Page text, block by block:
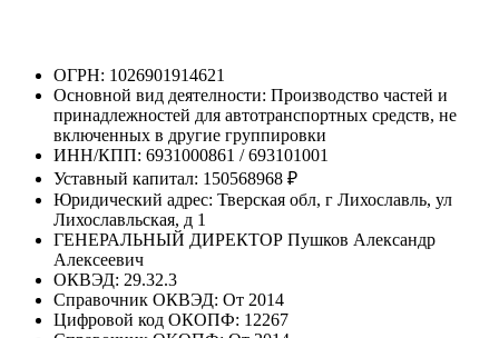
ОГРН: 1026901914621
Основной вид деятелности: Производство частей и
принадлежностей для автотранспортных средств, не
включенных в другие группировки
ИНН/КПП: 6931000861 / 693101001
Уставный капитал: 150568968 ₽
Юридический адрес: Тверская обл, г Лихославль, ул
Лихославльская, д 1
ГЕНЕРАЛЬНЫЙ ДИРЕКТОР Пушков Александр
Алексеевич
ОКВЭД: 29.32.3
Справочник ОКВЭД: От 2014
Цифровой код ОКОПФ: 12267